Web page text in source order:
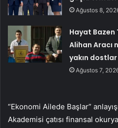
Ağustos 8,
Hayat Bazen
Alihan Aracı
yakın dostlar
Ağustos 7,
“Ekonomi Ailede Başlar”
Akademisi çatısı finansal